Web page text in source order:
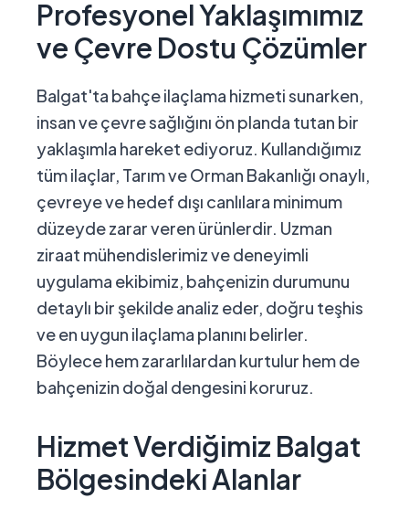
Profesyonel Yaklaşımımız
ve Çevre Dostu Çözümler
Balgat'ta bahçe ilaçlama hizmeti sunarken,
insan ve çevre sağlığını ön planda tutan bir
yaklaşımla hareket ediyoruz. Kullandığımız
tüm ilaçlar, Tarım ve Orman Bakanlığı onaylı,
çevreye ve hedef dışı canlılara minimum
düzeyde zarar veren ürünlerdir. Uzman
ziraat mühendislerimiz ve deneyimli
uygulama ekibimiz, bahçenizin durumunu
detaylı bir şekilde analiz eder, doğru teşhis
ve en uygun ilaçlama planını belirler.
Böylece hem zararlılardan kurtulur hem de
bahçenizin doğal dengesini koruruz.
Hizmet Verdiğimiz Balgat
Bölgesindeki Alanlar